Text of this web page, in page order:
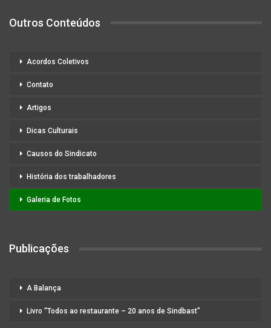
Outros Conteúdos
Acordos Coletivos
Contato
Artigos
Dicas Culturais
Causos do Sindicato
História dos trabalhadores
Galeria de Fotos
Publicações
A Balança
Livro “Todos ao restaurante – 20 anos de Sindbast”